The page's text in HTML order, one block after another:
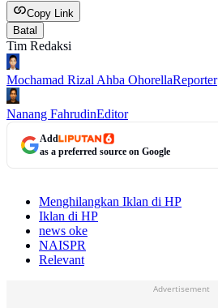
Copy Link
Batal
Tim Redaksi
Mochamad Rizal Ahba OhorellaReporter
Nanang FahrudinEditor
Add
as a preferred source on Google
Menghilangkan Iklan di HP
Iklan di HP
news oke
NAISPR
Relevant
Advertisement